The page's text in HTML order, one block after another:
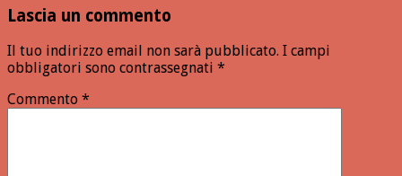
Lascia un commento
Il tuo indirizzo email non sarà pubblicato. I campi
obbligatori sono contrassegnati *
Commento *